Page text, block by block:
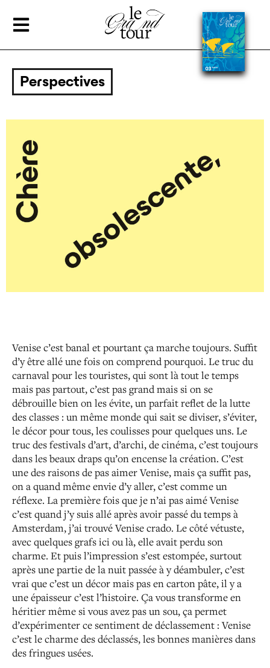
Perspectives
Venise c’est banal et pourtant ça marche toujours. Suffit
d’y être allé une fois on comprend pourquoi. Le truc du
carnaval pour les touristes, qui sont là tout le temps
mais pas partout, c’est pas grand mais si on se
débrouille bien on les évite, un parfait reflet de la lutte
des classes : un même monde qui sait se diviser, s’éviter,
le décor pour tous, les coulisses pour quelques uns. Le
truc des festivals d’art, d’archi, de cinéma, c’est toujours
dans les beaux draps qu’on encense la création. C’est
une des raisons de pas aimer Venise, mais ça suffit pas,
on a quand même envie d’y aller, c’est comme un
réflexe. La première fois que je n’ai pas aimé Venise
c’est quand j’y suis allé après avoir passé du temps à
Amsterdam, j’ai trouvé Venise crado. Le côté vétuste,
avec quelques grafs ici ou là, elle avait perdu son
charme. Et puis l’impression s’est estompée, surtout
après une partie de la nuit passée à y déambuler, c’est
vrai que c’est un décor mais pas en carton pâte, il y a
une épaisseur c’est l’histoire. Ça vous transforme en
héritier même si vous avez pas un sou, ça permet
d’expérimenter ce sentiment de déclassement : Venise
c’est le charme des déclassés, les bonnes manières dans
des fringues usées.